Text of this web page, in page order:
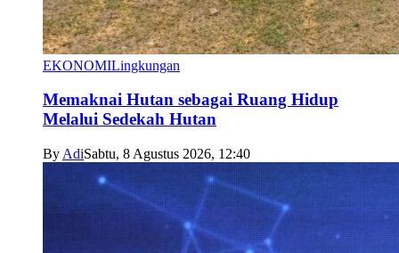
EKONOMILingkungan
Memaknai Hutan sebagai Ruang Hidup
Melalui Sedekah Hutan
By AdiSabtu, 8 Agustus 2026, 12:40